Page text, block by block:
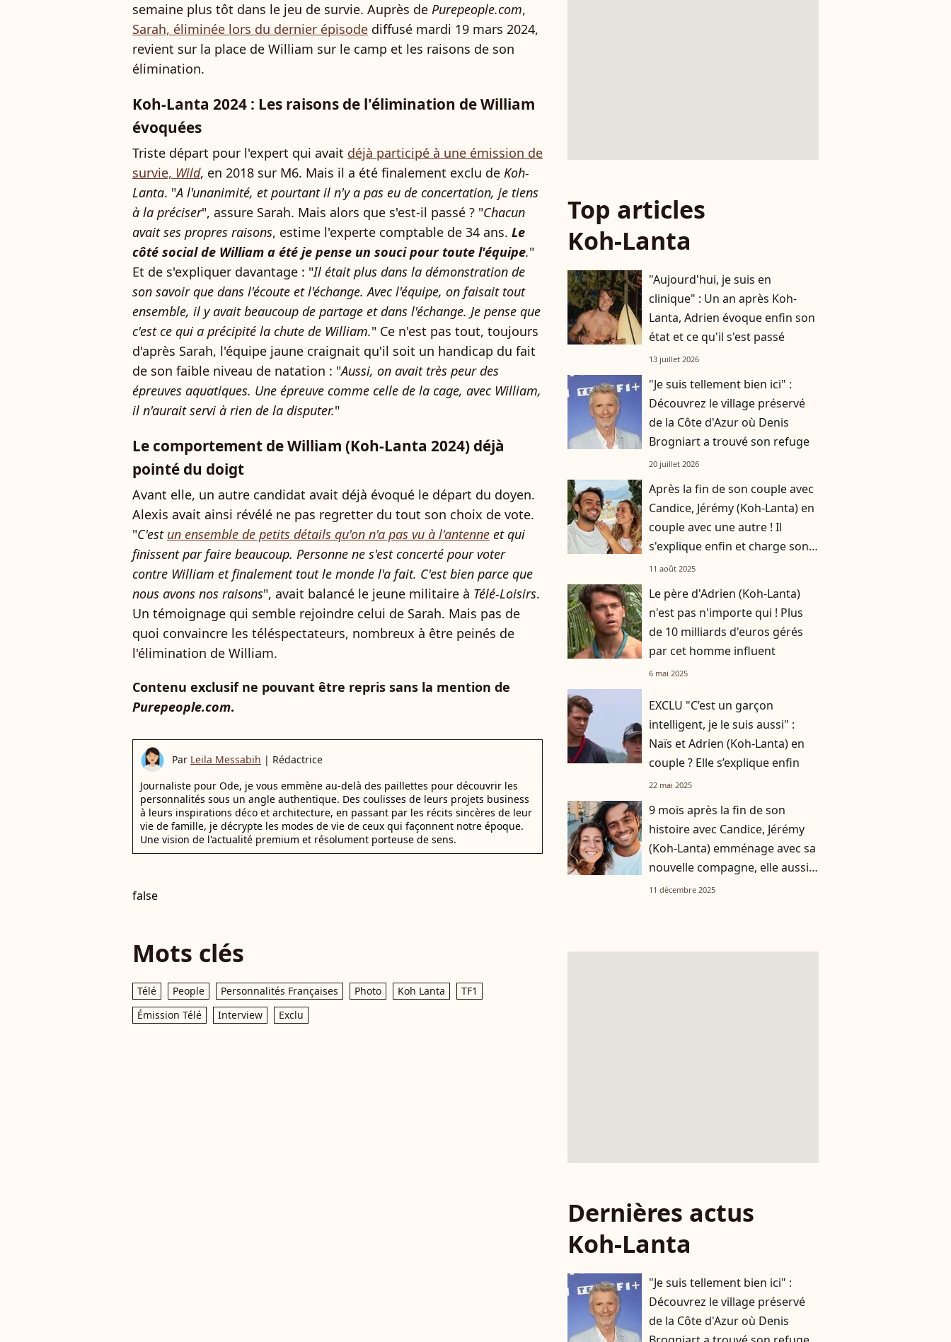
semaine plus tôt dans le jeu de survie. Auprès de Purepeople.com,
Sarah, éliminée lors du dernier épisode diffusé mardi 19 mars 2024,
revient sur la place de William sur le camp et les raisons de son
élimination.
Koh-Lanta 2024 : Les raisons de l'élimination de William
évoquées
Triste départ pour l'expert qui avait déjà participé à une émission de
survie, Wild, en 2018 sur M6. Mais il a été finalement exclu de Koh-
Lanta. "A l'unanimité, et pourtant il n'y a pas eu de concertation, je tiens
à la préciser", assure Sarah. Mais alors que s'est-il passé ? "Chacun
avait ses propres raisons, estime l'experte comptable de 34 ans. Le
côté social de William a été je pense un souci pour toute l'équipe."
Et de s'expliquer davantage : "Il était plus dans la démonstration de
son savoir que dans l'écoute et l'échange. Avec l'équipe, on faisait tout
ensemble, il y avait beaucoup de partage et dans l'échange. Je pense que
c'est ce qui a précipité la chute de William." Ce n'est pas tout, toujours
d'après Sarah, l'équipe jaune craignait qu'il soit un handicap du fait
de son faible niveau de natation : "Aussi, on avait très peur des
épreuves aquatiques. Une épreuve comme celle de la cage, avec William,
il n'aurait servi à rien de la disputer."
Le comportement de William (Koh-Lanta 2024) déjà
pointé du doigt
Avant elle, un autre candidat avait déjà évoqué le départ du doyen.
Alexis avait ainsi révélé ne pas regretter du tout son choix de vote.
"C'est un ensemble de petits détails qu'on n'a pas vu à l'antenne et qui
finissent par faire beaucoup. Personne ne s'est concerté pour voter
contre William et finalement tout le monde l'a fait. C'est bien parce que
nous avons nos raisons", avait balancé le jeune militaire à Télé-Loisirs.
Un témoignage qui semble rejoindre celui de Sarah. Mais pas de
quoi convaincre les téléspectateurs, nombreux à être peinés de
l'élimination de William.
Contenu exclusif ne pouvant être repris sans la mention de
Purepeople.com.
Par Leila Messabih | Rédactrice
Journaliste pour Ode, je vous emmène au-delà des paillettes pour découvrir les
personnalités sous un angle authentique. Des coulisses de leurs projets business
à leurs inspirations déco et architecture, en passant par les récits sincères de leur
vie de famille, je décrypte les modes de vie de ceux qui façonnent notre époque.
Une vision de l'actualité premium et résolument porteuse de sens.
false
Mots clés
Télé People Personnalités Françaises Photo Koh Lanta
TF1
Émission Télé
Interview Exclu
Top articles
Koh-Lanta
"Aujourd'hui, je suis en
clinique" : Un an après Koh-
Lanta, Adrien évoque enfin son
état et ce qu'il s'est passé
13 juillet 2026
"Je suis tellement bien ici" :
Découvrez le village préservé
de la Côte d'Azur où Denis
Brogniart a trouvé son refuge
20 juillet 2026
Après la fin de son couple avec
Candice, Jérémy (Koh-Lanta) en
couple avec une autre ! Il
s'explique enfin et charge son
ex
11 août 2025
Le père d'Adrien (Koh-Lanta)
n'est pas n'importe qui ! Plus
de 10 milliards d'euros gérés
par cet homme influent
6 mai 2025
EXCLU "C’est un garçon
intelligent, je le suis aussi" :
Naïs et Adrien (Koh-Lanta) en
couple ? Elle s’explique enfin
22 mai 2025
9 mois après la fin de son
histoire avec Candice, Jérémy
(Koh-Lanta) emménage avec sa
nouvelle compagne, elle aussi
aventurière de Koh-Lanta
11 décembre 2025
Dernières actus
Koh-Lanta
"Je suis tellement bien ici" :
Découvrez le village préservé
de la Côte d'Azur où Denis